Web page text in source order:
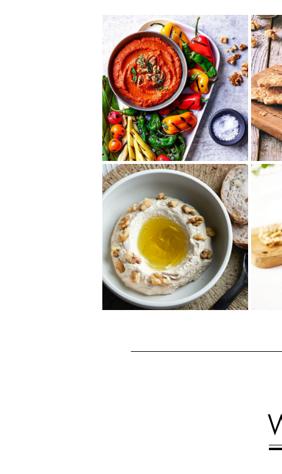
カリフォルニアくるみ
のムハンマラ
くるみと赤パプリカを使った中
東のピリ辛ディップです。パン
や野菜につけてどうぞ！
バタ
まみ
ップ
ピ
くるみフムス く
簡